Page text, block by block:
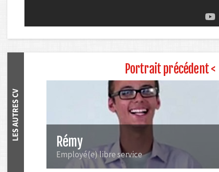
Portrait précédent <
Rémy
Employé(e) libre service